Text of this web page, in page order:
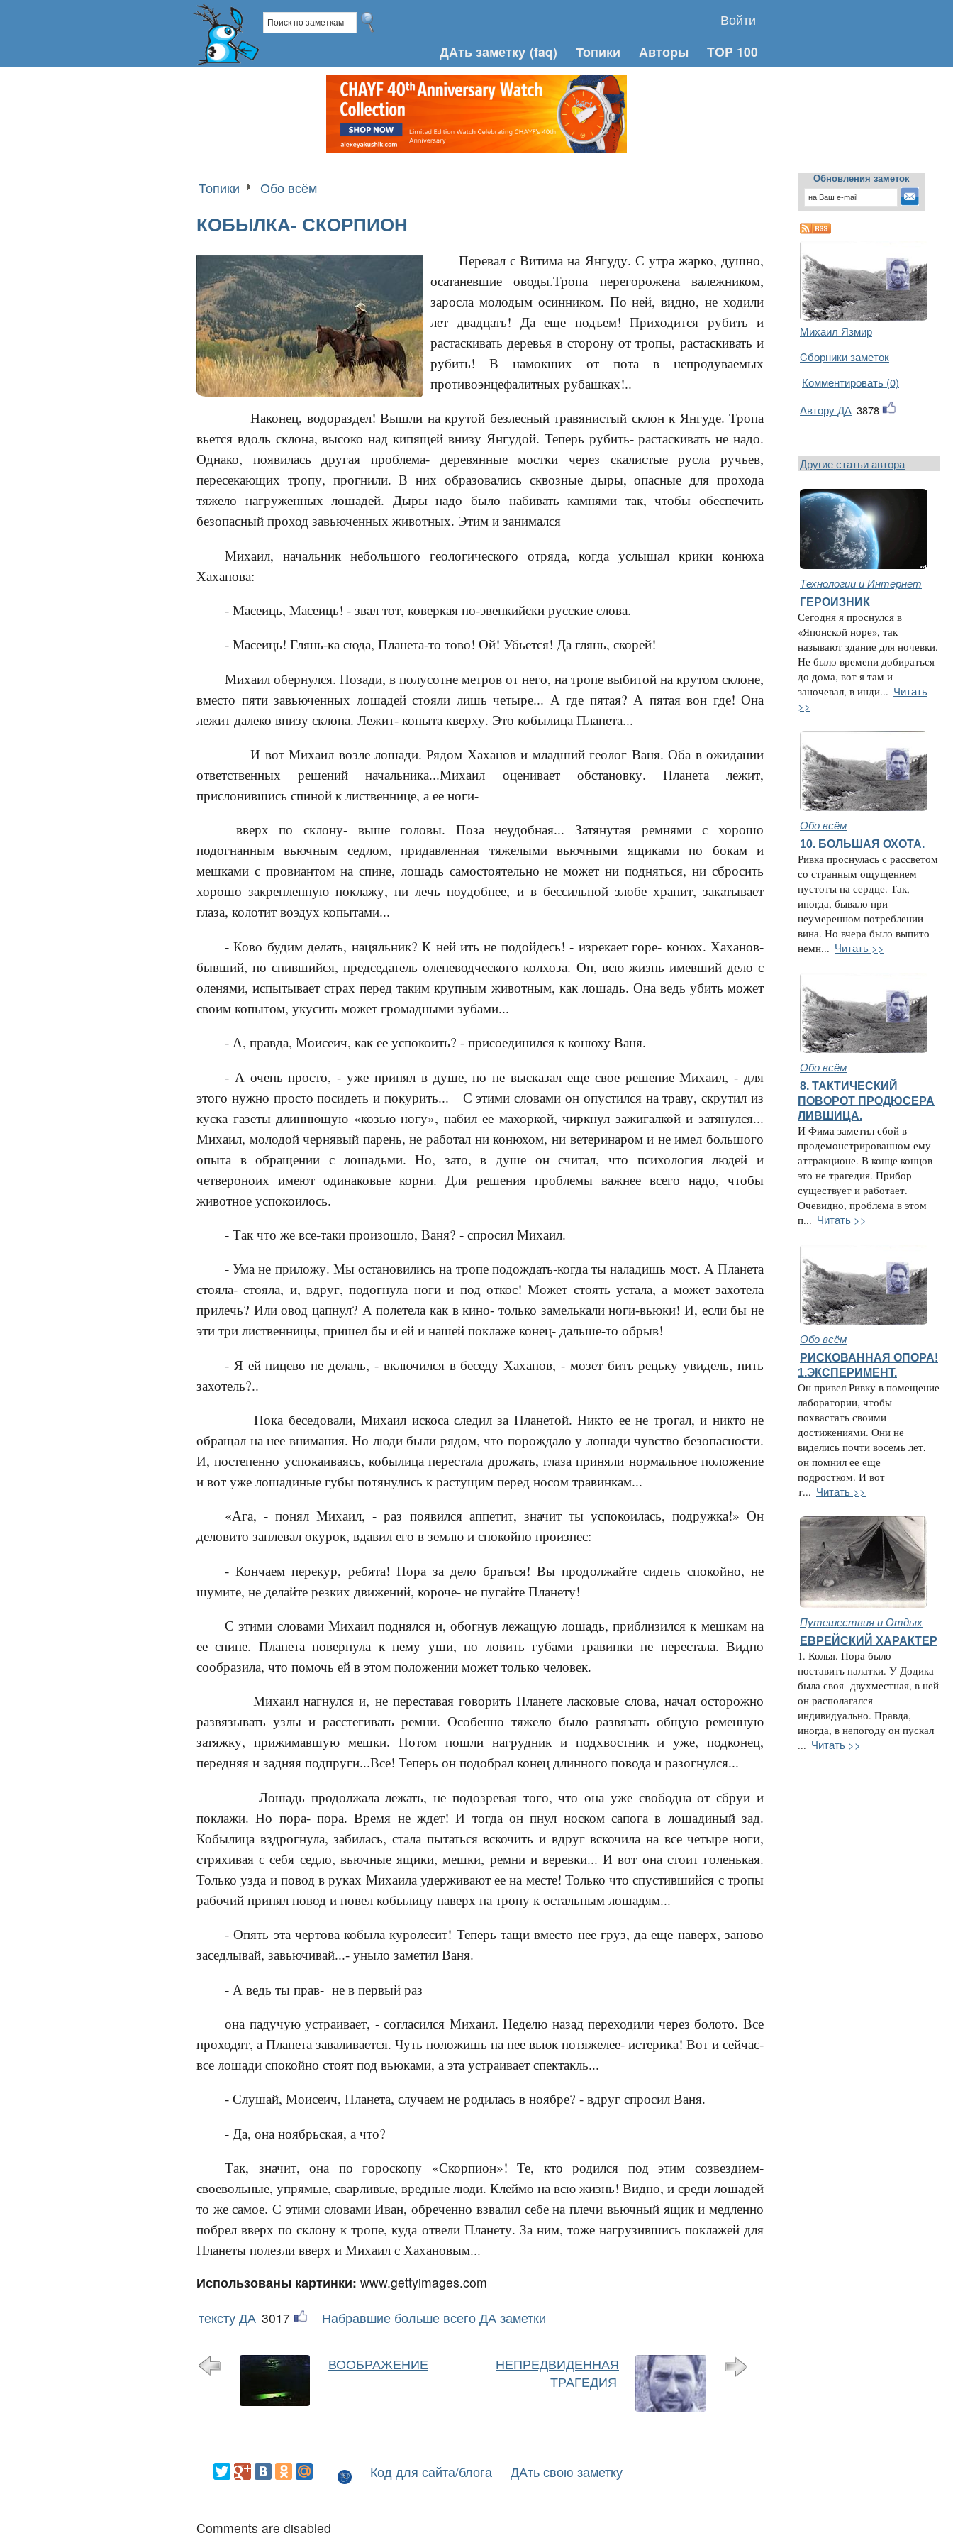
Войти
ДАть заметку (faq) Топики Авторы TOP 100
Топики Обо всём
КОБЫЛКА- СКОРПИОН
Перевал с Витима на Янгуду. С утра жарко, душно,
осатаневшие оводы.Тропа перегорожена валежником,
заросла молодым осинником. По ней, видно, не ходили
лет двадцать! Да еще подъем! Приходится рубить и
растаскивать деревья в сторону от тропы, растаскивать и
рубить! В намокших от пота в непродуваемых
противоэнцефалитных рубашках!..
Наконец, водораздел! Вышли на крутой безлесный травянистый склон к Янгуде. Тропа
вьется вдоль склона, высоко над кипящей внизу Янгудой. Теперь рубить- растаскивать не надо.
Однако, появилась другая проблема- деревянные мостки через скалистые русла ручьев,
пересекающих тропу, прогнили. В них образовались сквозные дыры, опасные для прохода
тяжело нагруженных лошадей. Дыры надо было набивать камнями так, чтобы обеспечить
безопасный проход завьюченных животных. Этим и занимался
Михаил, начальник небольшого геологического отряда, когда услышал крики конюха
Хаханова:
- Масеиць, Масеиць! - звал тот, коверкая по-эвенкийски русские слова.
- Масеиць! Глянь-ка сюда, Планета-то тово! Ой! Убьется! Да глянь, скорей!
Михаил обернулся. Позади, в полусотне метров от него, на тропе выбитой на крутом склоне,
вместо пяти завьюченных лошадей стояли лишь четыре... А где пятая? А пятая вон где! Она
лежит далеко внизу склона. Лежит- копыта кверху. Это кобылица Планета...
И вот Михаил возле лошади. Рядом Хаханов и младший геолог Ваня. Оба в ожидании
ответственных решений начальника...Михаил оценивает обстановку. Планета лежит,
прислонившись спиной к лиственнице, а ее ноги-
вверх по склону- выше головы. Поза неудобная... Затянутая ремнями с хорошо
подогнанным вьючным седлом, придавленная тяжелыми вьючными ящиками по бокам и
мешками с провиантом на спине, лошадь самостоятельно не может ни подняться, ни сбросить
хорошо закрепленную поклажу, ни лечь поудобнее, и в бессильной злобе храпит, закатывает
глаза, колотит воэдух копытами...
- Ково будим делать, нацяльник? К ней ить не подойдесь! - изрекает горе- конюх. Хаханов-
бывший, но спившийся, председатель оленеводческого колхоза. Он, всю жизнь имевший дело с
оленями, испытывает страх перед таким крупным животным, как лошадь. Она ведь убить может
своим копытом, укусить может громадными зубами...
- А, правда, Моисеич, как ее успокоить? - присоединился к конюху Ваня.
- А очень просто, - уже принял в душе, но не высказал еще свое решение Михаил, - для
этого нужно просто посидеть и покурить... С этими словами он опустился на траву, скрутил из
куска газеты длиннющую «козью ногу», набил ее махоркой, чиркнул зажигалкой и затянулся...
Михаил, молодой чернявый парень, не работал ни конюхом, ни ветеринаром и не имел большого
опыта в обращении с лошадьми. Но, зато, в душе он считал, что психология людей и
четвероноих имеют одинаковые корни. Для решения проблемы важнее всего надо, чтобы
животное успокоилось.
- Так что же все-таки произошло, Ваня? - спросил Михаил.
- Ума не приложу. Мы остановились на тропе подождать-когда ты наладишь мост. А Планета
стояла- стояла, и, вдруг, подогнула ноги и под откос! Может стоять устала, а может захотела
прилечь? Или овод цапнул? А полетела как в кино- только замелькали ноги-вьюки! И, если бы не
эти три лиственницы, пришел бы и ей и нашей поклаже конец- дальше-то обрыв!
- Я ей ницево не делаль, - включился в беседу Хаханов, - мозет бить рецьку увидель, пить
захотель?..
Пока беседовали, Михаил искоса следил за Планетой. Никто ее не трогал, и никто не
обращал на нее внимания. Но люди были рядом, что порождало у лошади чувство безопасности.
И, постепенно успокаиваясь, кобылица перестала дрожать, глаза приняли нормальное положение
и вот уже лошадиные губы потянулись к растущим перед носом травинкам...
«Ага, - понял Михаил, - раз появился аппетит, значит ты успокоилась, подружка!» Он
деловито заплевал окурок, вдавил его в землю и спокойно произнес:
- Кончаем перекур, ребята! Пора за дело браться! Вы продолжайте сидеть спокойно, не
шумите, не делайте резких движений, короче- не пугайте Планету!
С этими словами Михаил поднялся и, обогнув лежащую лошадь, приблизился к мешкам на
ее спине. Планета повернула к нему уши, но ловить губами травинки не перестала. Видно
сообразила, что помочь ей в этом положении может только человек.
Михаил нагнулся и, не переставая говорить Планете ласковые слова, начал осторожно
развязывать узлы и расстегивать ремни. Особенно тяжело было развязать общую ременную
затяжку, прижимавшую мешки. Потом пошли нагрудник и подхвостник и уже, подконец,
передняя и задняя подпруги...Все! Теперь он подобрал конец длинного повода и разогнулся...
Лошадь продолжала лежать, не подозревая того, что она уже свободна от сбруи и
поклажи. Но пора- пора. Время не ждет! И тогда он пнул носком сапога в лошадиный зад.
Кобылица вздрогнула, забилась, стала пытаться вскочить и вдруг вскочила на все четыре ноги,
стряхивая с себя седло, вьючные ящики, мешки, ремни и веревки... И вот она стоит голенькая.
Только узда и повод в руках Михаила удерживают ее на месте! Только что спустившийся с тропы
рабочий принял повод и повел кобылицу наверх на тропу к остальным лошадям...
- Опять эта чертова кобыла куролесит! Теперь тащи вместо нее груз, да еще наверх, заново
заседлывай, завьючивай...- уныло заметил Ваня.
- А ведь ты прав- не в первый раз
она падучую устраивает, - согласился Михаил. Неделю назад переходили через болото. Все
проходят, а Планета заваливается. Чуть положишь на нее вьюк потяжелее- истерика! Вот и сейчас-
все лошади спокойно стоят под вьюками, а эта устраивает спектакль...
- Слушай, Моисеич, Планета, случаем не родилась в ноябре? - вдруг спросил Ваня.
- Да, она ноябрьская, а что?
Так, значит, она по гороскопу «Скорпион»! Те, кто родился под этим созвездием-
своевольные, упрямые, сварливые, вредные люди. Клеймо на всю жизнь! Видно, и среди лошадей
то же самое. С этими словами Иван, обреченно взвалил себе на плечи вьючный ящик и медленно
побрел вверх по склону к тропе, куда отвели Планету. За ним, тоже нагрузившись поклажей для
Планеты полезли вверх и Михаил с Хахановым...
Использованы картинки: www.gettyimages.com
тексту ДА 3017 Набравшие больше всего ДА заметки
ВООБРАЖЕНИЕ
НЕПРЕДВИДЕННАЯ
ТРАГЕДИЯ
Код для сайта/блога ДАть свою заметку
Comments are disabled
Обновления заметок
Михаил Язмир
Cборники заметок
Комментировать (0)
Автору ДА 3878
Другие статьи автора
Технологии и Интернет
ГЕРОИЗНИК
Сегодня я проснулся в
«Японской норе», так
называют здание для ночевки.
Не было времени добираться
до дома, вот я там и
заночевал, в инди... Читать
>>
Обо всём
10. БОЛЬШАЯ ОХОТА.
Ривка проснулась с рассветом
со странным ощущением
пустоты на сердце. Так,
иногда, бывало при
неумеренном потреблении
вина. Но вчера было выпито
немн... Читать >>
Обо всём
8. ТАКТИЧЕСКИЙ
ПОВОРОТ ПРОДЮСЕРА
ЛИВШИЦА.
И Фима заметил сбой в
продемонстрированном ему
аттракционе. В конце концов
это не трагедия. Прибор
существует и работает.
Очевидно, проблема в этом
п... Читать >>
Обо всём
РИСКОВАННАЯ ОПОРА!
1.ЭКСПЕРИМЕНТ.
Он привел Ривку в помещение
лаборатории, чтобы
похвастать своими
достижениями. Они не
виделись почти восемь лет,
он помнил ее еще
подростком. И вот
т... Читать >>
Путешествия и Отдых
ЕВРЕЙСКИЙ ХАРАКТЕР
1. Колья. Пора было
поставить палатки. У Додика
была своя- двухместная, в ней
он располагался
индивидуально. Правда,
иногда, в непогоду он пускал
... Читать >>